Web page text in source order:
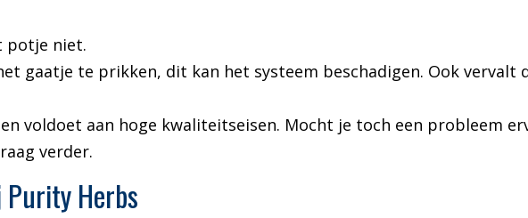
potje niet.
gaatje te prikken, dit kan het systeem beschadigen. Ook vervalt
voldoet aan hoge kwaliteitseisen. Mocht je toch een probleem
verder.
Herbs